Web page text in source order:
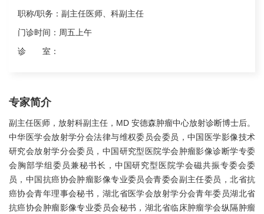
职称/职务： 副主任医师、科副主任
门诊时间： 周五上午
诊 室：
专家简介
副主任医师，放射科副主任，MD 安德森肿瘤中心放射诊断博士后。
中华医学会放射学分会法律与维权委员会委员，中国医学影像技术
研究会放射学分会委员，中国研究型医院学会肿瘤影像诊断学专委
会胸部学组委员兼秘书长，中国研究型医院学会磁共振专委会委
员，中国抗癌协会肿瘤影像专业委员会青委会副主任委员，北省抗
癌协会青年理事会秘书，湖北省医学会放射学分会青年委员湖北省
抗癌协会肿瘤影像专业委员会秘书，湖北省临床肿瘤学会纵隔肿瘤